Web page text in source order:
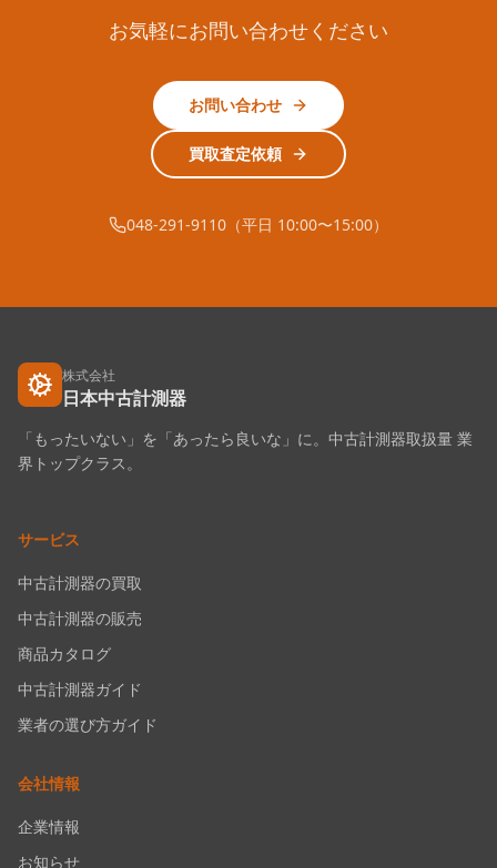
お気軽にお問い合わせください
お問い合わせ
買取査定依頼
048-291-9110（平日 10:00〜15:00）
株式会社
日本中古計測器
「もったいない」を「あったら良いな」に。中古計測器取扱量 業
界トップクラス。
サービス
中古計測器の買取
中古計測器の販売
商品カタログ
中古計測器ガイド
業者の選び方ガイド
会社情報
企業情報
お知らせ